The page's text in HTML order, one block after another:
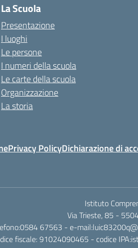
La Scuola
Presentazione
I luoghi
Le persone
I numeri della scuola
Le carte della scuola
Organizzazione
La storia
Privacy PolicyDichiarazione di
Istituto
Via Trieste, 85 -
67563 - e-
fiscale: 91024090465 - codice